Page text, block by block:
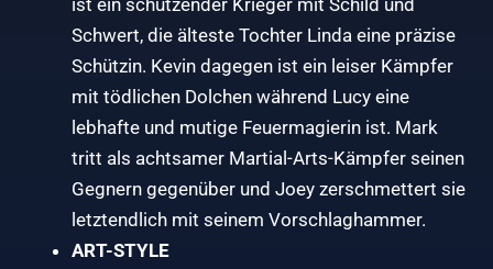
ist ein schützender Krieger mit Schild und
Schwert, die älteste Tochter Linda eine präzise
Schützin. Kevin dagegen ist ein leiser Kämpfer
mit tödlichen Dolchen während Lucy eine
lebhafte und mutige Feuermagierin ist. Mark
tritt als achtsamer Martial-Arts-Kämpfer seinen
Gegnern gegenüber und Joey zerschmettert sie
letztendlich mit seinem Vorschlaghammer.
ART-STYLE